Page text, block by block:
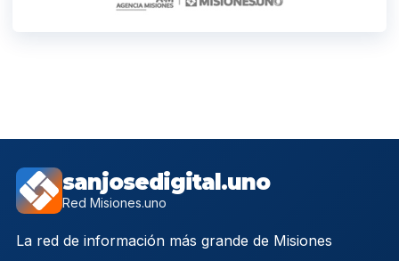
sanjosedigital.uno
Red Misiones.uno
La red de información más grande de Misiones